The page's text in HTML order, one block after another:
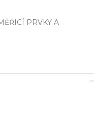
PRVKY A